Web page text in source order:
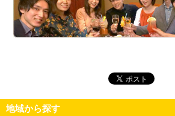
地域から探す